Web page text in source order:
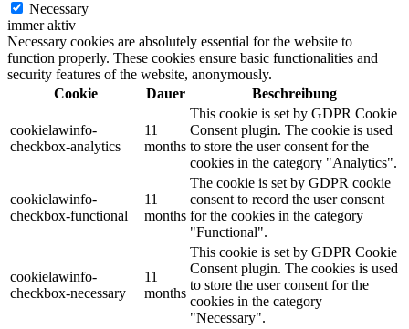
Necessary
immer aktiv
Necessary cookies are absolutely essential for the website to
function properly. These cookies ensure basic functionalities and
security features of the website, anonymously.
Cookie
Dauer Beschreibung
cookielawinfo-
checkbox-analytics
11
months
This cookie is set by GDPR Cookie
Consent plugin. The cookie is used
to store the user consent for the
cookies in the category "Analytics".
cookielawinfo-
checkbox-functional
11
months
The cookie is set by GDPR cookie
consent to record the user consent
for the cookies in the category
"Functional".
cookielawinfo-
checkbox-necessary
11
months
This cookie is set by GDPR Cookie
Consent plugin. The cookies is used
to store the user consent for the
cookies in the category
"Necessary".